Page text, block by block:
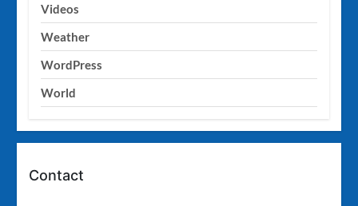
Videos
Weather
WordPress
World
Contact